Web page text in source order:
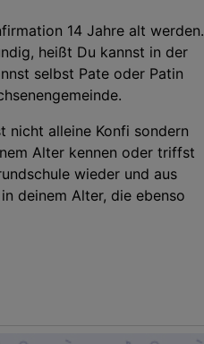
14 Jahre alt werden.
heißt Du kannst in der
selbst Pate oder Patin
nicht alleine Konfi sondern
Alter kennen oder triffst
wieder und aus
deinem Alter, die ebenso